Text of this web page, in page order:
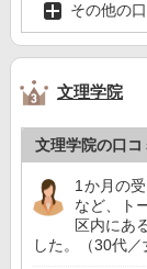
その他の
文理学院
文理学院の口コ
1か月の
など、ト
区内にあ
した。（30代／